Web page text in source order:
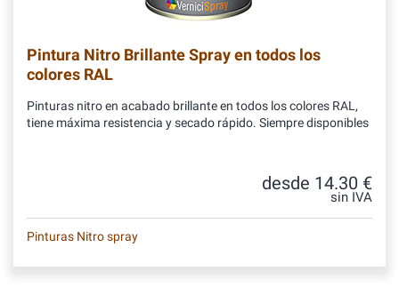
Pintura Nitro Brillante Spray en todos los
colores RAL
Pinturas nitro en acabado brillante en todos los colores RAL,
tiene máxima resistencia y secado rápido. Siempre disponibles
desde 14.30 €
sin IVA
Pinturas Nitro spray